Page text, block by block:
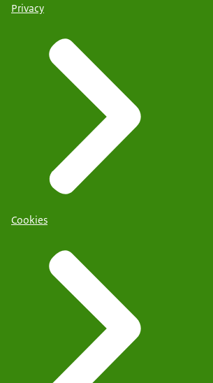
Privacy
Cookies